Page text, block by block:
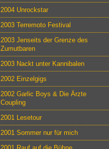
2004 Unrockstar
2003 Terremoto Festival
2003 Jenseits der Grenze des
Zumutbaren
2003 Nackt unter Kannibalen
2002 Einzelgigs
2002 Garlic Boys & Die Ärzte
Coupling
2001 Lesetour
2001 Sommer nur für mich